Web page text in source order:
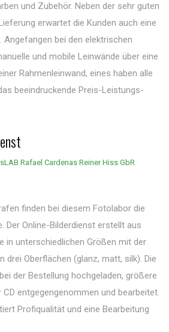
und Zubehör. Neben der sehr guten
erwartet die Kunden auch eine
bei den elektrischen
und mobile Leinwände über eine
Rahmenleinwand, eines haben alle
beeindruckende Preis-Leistungs-
Rafael Cardenas Reiner Hiss GbR
finden bei diesem Fotolabor die
Der Online-Bilderdienst erstellt aus
in unterschiedlichen Größen mit der
drei Oberflächen (glanz, matt, silk). Die
der Bestellung hochgeladen, größere
entgegengenommen und bearbeitet.
Profiqualität und eine Bearbeitung